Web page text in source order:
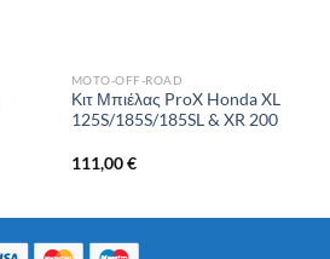
MOTO-OFF-ROAD
Κιτ Μπιέλας ProX Honda XL
125S/185S/185SL & XR 200
111,00€